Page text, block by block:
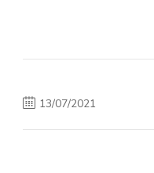
13/07/2021